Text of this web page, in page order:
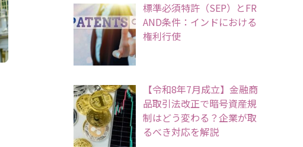
標準必須特許（SEP）とFR
AND条件：インドにおける
権利行使
【令和8年7月成立】金融商
品取引法改正で暗号資産規
制はどう変わる？企業が取
るべき対応を解説